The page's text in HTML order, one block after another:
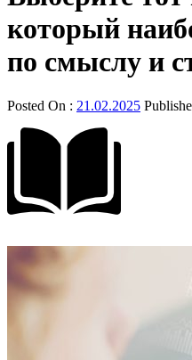
который
по смыслу и
Posted On : 21.02.2025